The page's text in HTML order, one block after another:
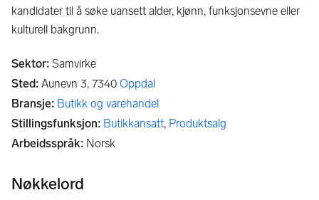
kandidater til å søke uansett alder, kjønn, funksjonsevne eller
kulturell bakgrunn.
Sektor: Samvirke
Sted: Aunevn 3, 7340 Oppdal
Bransje: Butikk og varehandel
Stillingsfunksjon: Butikkansatt, Produktsalg
Arbeidsspråk: Norsk
Nøkkelord